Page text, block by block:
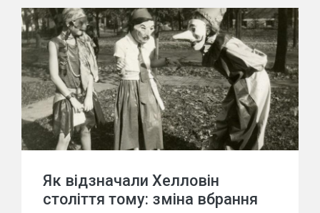
Як відзначали Хелловін
століття тому: зміна вбрання